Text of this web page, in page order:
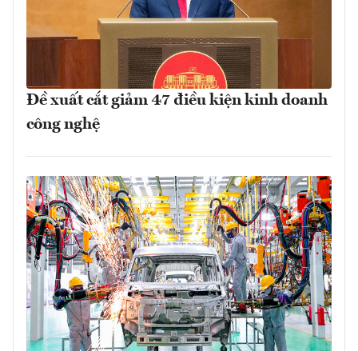
Đề xuất cắt giảm 47 điều kiện kinh doanh
công nghệ